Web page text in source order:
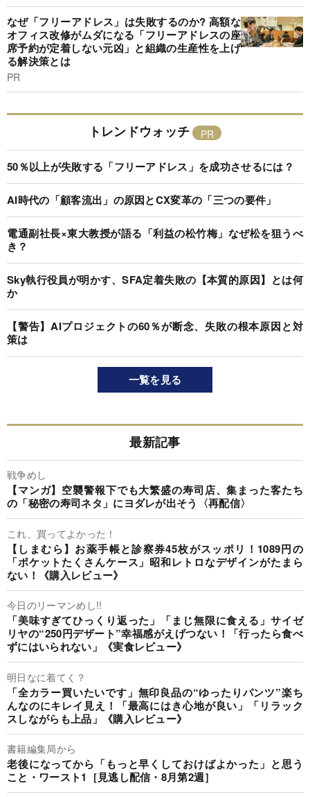
なぜ「フリーアドレス」は失敗するのか? 高額な
オフィス改修がムダになる「フリーアドレスの座
席予約が定着しない元凶」と組織の生産性を上げ
る解決策とは
PR
トレンドウォッチ
50％以上が失敗する「フリーアドレス」を成功させるには？
AI時代の「顧客流出」の原因とCX変革の「三つの要件」
電通副社長×東大教授が語る「利益の松竹梅」なぜ松を狙うべ
き？
Sky執行役員が明かす、SFA定着失敗の【本質的原因】とは何
か
【警告】AIプロジェクトの60％が断念、失敗の根本原因と対
策は
一覧を見る
最新記事
戦争めし
【マンガ】空襲警報下でも大繁盛の寿司店、集まった客たち
の「秘密の寿司ネタ」にヨダレが出そう〈再配信〉
これ、買ってよかった！
【しまむら】お薬手帳と診察券45枚がスッポリ！1089円の
「ポケットたくさんケース」昭和レトロなデザインがたまら
ない！《購入レビュー》
今日のリーマンめし!!
「美味すぎてひっくり返った」「まじ無限に食える」サイゼ
リヤの“250円デザート”幸福感がえげつない！「行ったら食べ
ずにはいられない」《実食レビュー》
明日なに着てく？
「全カラー買いたいです」無印良品の“ゆったりパンツ”楽ち
んなのにキレイ見え！「最高にはき心地が良い」「リラック
スしながらも上品」《購入レビュー》
書籍編集局から
老後になってから「もっと早くしておけばよかった」と思う
こと・ワースト1［見逃し配信・8月第2週］